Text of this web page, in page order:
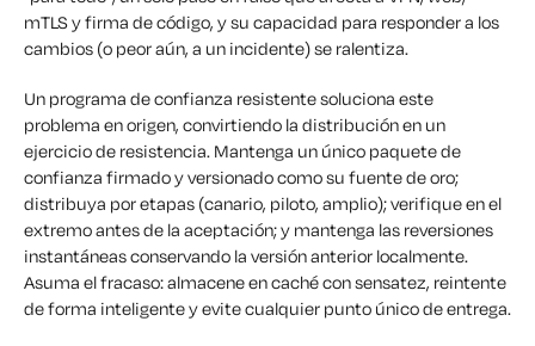
mTLS y firma de código, y su capacidad para responder a los
cambios (o peor aún, a un incidente) se ralentiza.
Un programa de confianza resistente soluciona este
problema en origen, convirtiendo la distribución en un
ejercicio de resistencia. Mantenga un único paquete de
confianza firmado y versionado como su fuente de oro;
distribuya por etapas (canario, piloto, amplio); verifique en el
extremo antes de la aceptación; y mantenga las reversiones
instantáneas conservando la versión anterior localmente.
Asuma el fracaso: almacene en caché con sensatez, reintente
de forma inteligente y evite cualquier punto único de entrega.